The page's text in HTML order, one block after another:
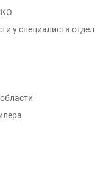
у специалиста